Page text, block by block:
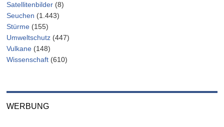
Satellitenbilder (8)
Seuchen (1.443)
Stürme (155)
Umweltschutz (447)
Vulkane (148)
Wissenschaft (610)
WERBUNG